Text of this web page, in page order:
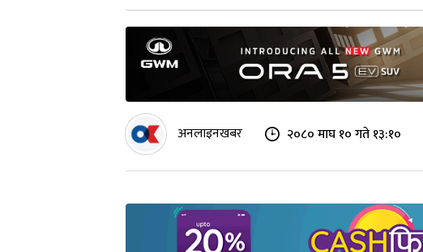
अनलाइनखबर २०८० माघ १० गते १३:१०